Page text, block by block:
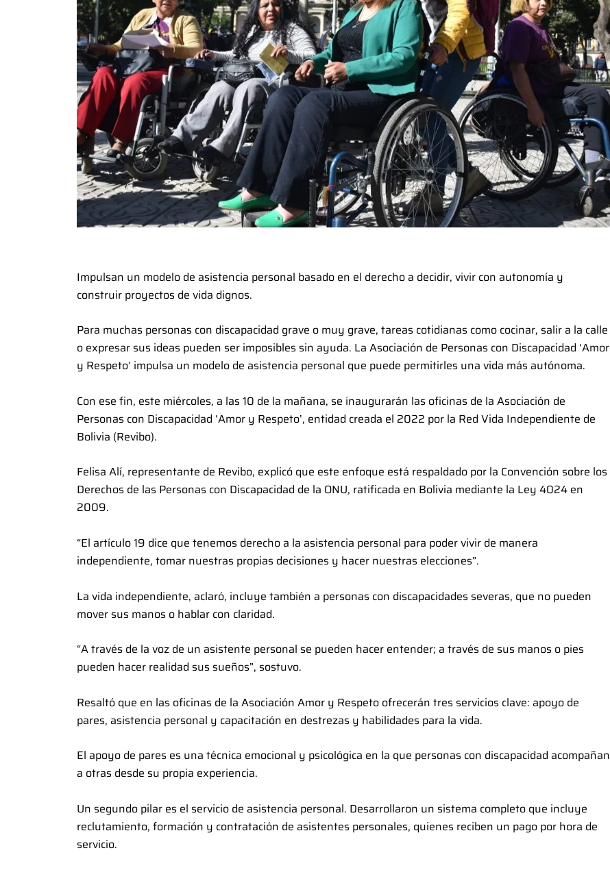
Impulsan un modelo de asistencia personal basado en el derecho a decidir, vivir con autonomía y
construir proyectos de vida dignos.
Para muchas personas con discapacidad grave o muy grave, tareas cotidianas como cocinar, salir a la calle
o expresar sus ideas pueden ser imposibles sin ayuda. La Asociación de Personas con Discapacidad ‘Amor
y Respeto’ impulsa un modelo de asistencia personal que puede permitirles una vida más autónoma.
Con ese fin, este miércoles, a las 10 de la mañana, se inaugurarán las oficinas de la Asociación de
Personas con Discapacidad ‘Amor y Respeto’, entidad creada el 2022 por la Red Vida Independiente de
Bolivia (Revibo).
Felisa Alí, representante de Revibo, explicó que este enfoque está respaldado por la Convención sobre los
Derechos de las Personas con Discapacidad de la ONU, ratificada en Bolivia mediante la Ley 4024 en
2009.
“El artículo 19 dice que tenemos derecho a la asistencia personal para poder vivir de manera
independiente, tomar nuestras propias decisiones y hacer nuestras elecciones”.
La vida independiente, aclaró, incluye también a personas con discapacidades severas, que no pueden
mover sus manos o hablar con claridad.
“A través de la voz de un asistente personal se pueden hacer entender; a través de sus manos o pies
pueden hacer realidad sus sueños”, sostuvo.
Resaltó que en las oficinas de la Asociación Amor y Respeto ofrecerán tres servicios clave: apoyo de
pares, asistencia personal y capacitación en destrezas y habilidades para la vida.
El apoyo de pares es una técnica emocional y psicológica en la que personas con discapacidad acompañan
a otras desde su propia experiencia.
Un segundo pilar es el servicio de asistencia personal. Desarrollaron un sistema completo que incluye
reclutamiento, formación y contratación de asistentes personales, quienes reciben un pago por hora de
servicio.